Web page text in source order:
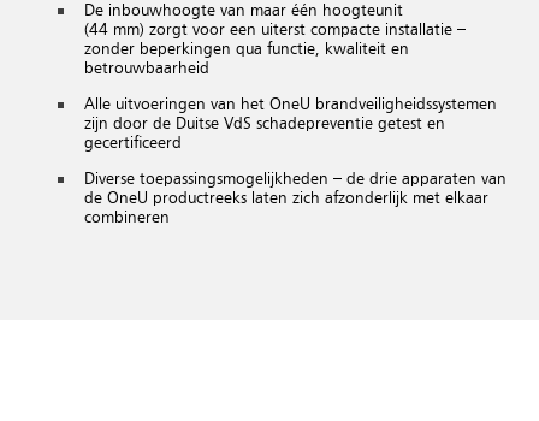
De inbouwhoogte van maar één hoogteunit
(44 mm) zorgt voor een uiterst compacte installatie –
zonder beperkingen qua functie, kwaliteit en
betrouwbaarheid
Alle uitvoeringen van het OneU brandveiligheidssystemen
zijn door de Duitse VdS schadepreventie getest en
gecertificeerd
Diverse toepassingsmogelijkheden – de drie apparaten van
de OneU productreeks laten zich afzonderlijk met elkaar
combineren